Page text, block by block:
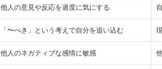
他人の意見や反応を過度に気にする
「〜べき」という考えで自分を追い込む
他人のネガティブな感情に敏感